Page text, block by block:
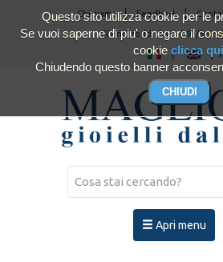
Chi siamo Feedback
Clienti soddisfatti 4.93/5
Apri menu
Questo sito utilizza cookie per le
Se vuoi saperne di piu' o negare il
cookie clicca qui
Chiudendo questo banner